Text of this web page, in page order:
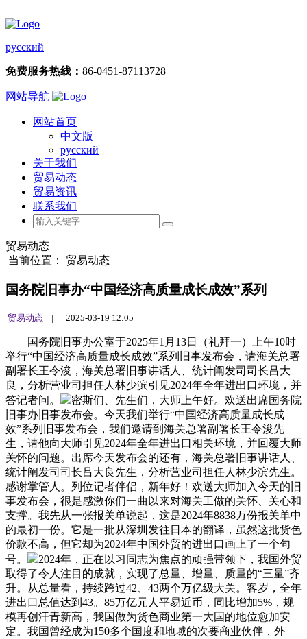
русский
免费服务热线： 86-0451-87113728
网站导航
网站首页
中文版
русский
关于我们
贸易动态
贸易资讯
联系我们
贸易动态
当前位置： 贸易动态
国务院旧事办“中国经济高质量成长成效”系列
贸易动态 | 2025-03-19 12:05
国务院旧事办公室于2025年1月13日（礼拜一）上午10时
举行“中国经济高质量成长成效”系列旧事发布会，请海关总署
副署长王令浚，海关总署旧事讲话人、统计阐发司司长吕大
良，分析营业司担任人林少滨引见2024年全年进出口环境，并
答记者问。
密斯们、先生们，大师上午好。欢送出席国务院
旧事办旧事发布会。今天我们举行“中国经济高质量成长成
效”系列旧事发布会，我们邀请到海关总署副署长王令浚先
生，请他向大师引见2024年全年进出口相关环境，并回覆大师
关怀的问题。出席今天发布会的还有，海关总署旧事讲话人、
统计阐发司司长吕大良先生，分析营业司担任人林少滨先生。
感谢掌管人。列位记者伴侣，新年好！欢送大师加入今天的旧
事发布会，很是感激你们一曲以来对海关工做的关怀、关心和
支撑。我先从一张报关单说起，这是2024年8838万份报关单中
的最初一份。它是一批从深圳发往日本的翻译，虽然这批货色
价款不高，但它却为2024年中国外贸的进出口画上了一个句
号。
2024年，正在以习同志为焦点的顽强带领下，我国外贸
取得了令人注目的成就，实现了总量、增量、质量的“三量”齐
升。从总量看，持续跨过42、43两个万亿级大关。客岁，全年
进出口总值达到43。85万亿元人平易近币，同比增加5%，规
模再创汗青新高，我国做为货色商业第一大国的地位愈加安
定。我国曾经成为150多个国度和地域的次要商业伙伴，外